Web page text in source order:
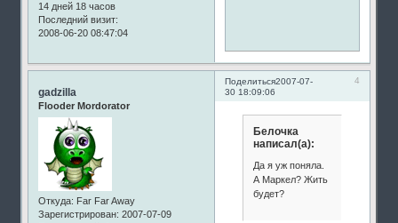
14 дней 18 часов
Последний визит:
2008-06-20 08:47:04
Поделиться 4
2007-07-
30 18:09:06
gadzilla
Flooder Mordorator
Откуда: Far Far Away
Зарегистрирован: 2007-07-09
Белочка
написал(а):
Да я уж поняла.
А Маркел? Жить
будет?